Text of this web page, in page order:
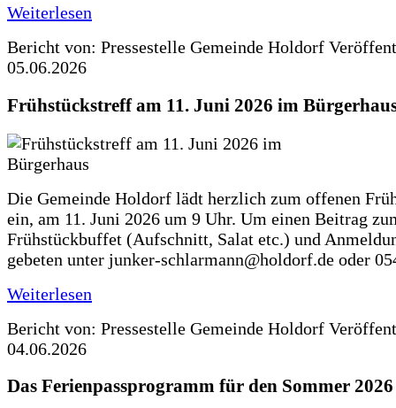
Weiterlesen
Bericht von: Pressestelle Gemeinde Holdorf
05.06.2026
Frühstückstreff am 11. Juni 2026 im
Die Gemeinde Holdorf lädt herzlich zum offenen
ein, am 11. Juni 2026 um 9 Uhr. Um einen Beitrag
Frühstückbuffet (Aufschnitt, Salat etc.) und
gebeten unter junker-schlarmann@holdorf.de oder
Weiterlesen
Bericht von: Pressestelle Gemeinde Holdorf
04.06.2026
Das Ferienpassprogramm für den Sommer